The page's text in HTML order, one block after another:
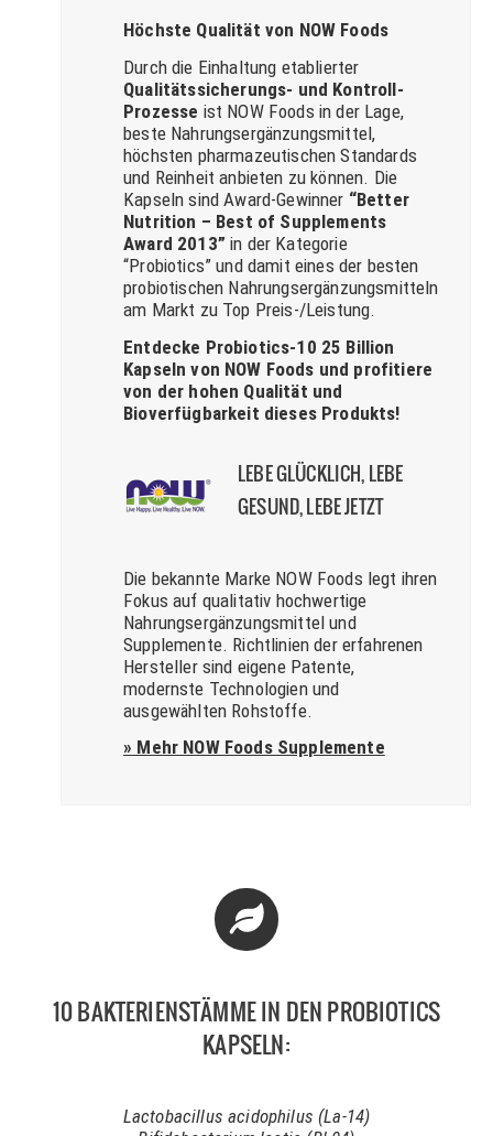
Höchste Qualität von NOW Foods
Durch die Einhaltung etablierter
Qualitätssicherungs- und Kontroll-
Prozesse ist NOW Foods in der Lage,
beste Nahrungsergänzungsmittel,
höchsten pharmazeutischen Standards
und Reinheit anbieten zu können. Die
Kapseln sind Award-Gewinner “Better
Nutrition – Best of Supplements
Award 2013” in der Kategorie
“Probiotics” und damit eines der besten
probiotischen Nahrungsergänzungsmitteln
am Markt zu Top Preis-/Leistung.
Entdecke Probiotics-10 25 Billion
Kapseln von NOW Foods und profitiere
von der hohen Qualität und
Bioverfügbarkeit dieses Produkts!
LEBE GLÜCKLICH, LEBE
GESUND, LEBE JETZT
Die bekannte Marke NOW Foods legt ihren
Fokus auf qualitativ hochwertige
Nahrungsergänzungsmittel und
Supplemente. Richtlinien der erfahrenen
Hersteller sind eigene Patente,
modernste Technologien und
ausgewählten Rohstoffe.
» Mehr NOW Foods Supplemente
10 BAKTERIENSTÄMME IN DEN PROBIOTICS
KAPSELN:
Lactobacillus acidophilus (La-14)